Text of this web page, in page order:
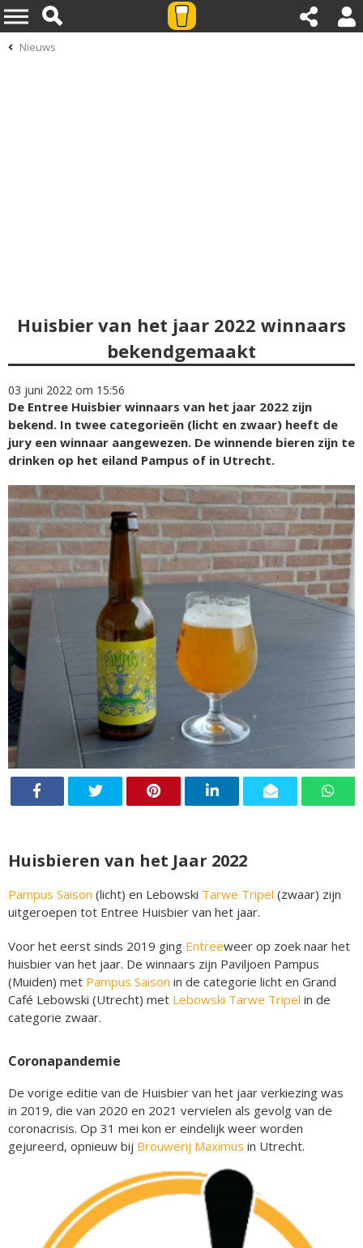
Nieuws
Huisbier van het jaar 2022 winnaars
bekendgemaakt
03 juni 2022 om 15:56
De Entree Huisbier winnaars van het jaar 2022 zijn
bekend. In twee categorieën (licht en zwaar) heeft de
jury een winnaar aangewezen. De winnende bieren zijn te
drinken op het eiland Pampus of in Utrecht.
Huisbieren van het Jaar 2022
Pampus Saison (licht) en Lebowski Tarwe Tripel (zwaar) zijn
uitgeroepen tot Entree Huisbier van het jaar.
Voor het eerst sinds 2019 ging Entreeweer op zoek naar het
huisbier van het jaar. De winnaars zijn Paviljoen Pampus
(Muiden) met Pampus Saison in de categorie licht en Grand
Café Lebowski (Utrecht) met Lebowski Tarwe Tripel in de
categorie zwaar.
Coronapandemie
De vorige editie van de Huisbier van het jaar verkiezing was
in 2019, die van 2020 en 2021 vervielen als gevolg van de
coronacrisis. Op 31 mei kon er eindelijk weer worden
gejureerd, opnieuw bij Brouwerij Maximus in Utrecht.